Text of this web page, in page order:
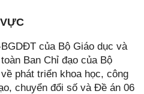
của Bộ Giáo dục và
Ban Chỉ đạo của Bộ
phát triển khoa học, công
chuyển đổi số và Đề án 06